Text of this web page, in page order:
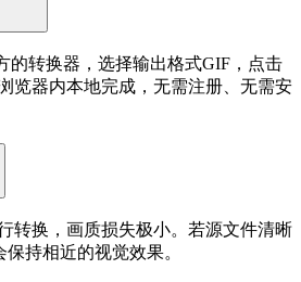
的转换器，选择输出格式GIF，点击
览器内本地完成，无需注册、无需安
转换，画质损失极小。若源文件清晰
持相近的视觉效果。